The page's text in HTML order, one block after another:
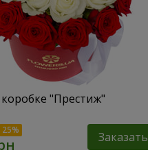
"Престиж"
Заказать